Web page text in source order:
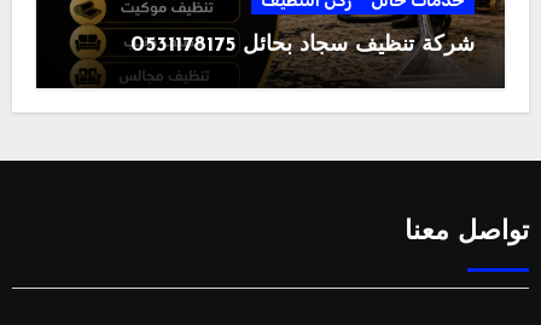
شركة تنظيف سجاد بحائل 0531178175
تواصل معنا